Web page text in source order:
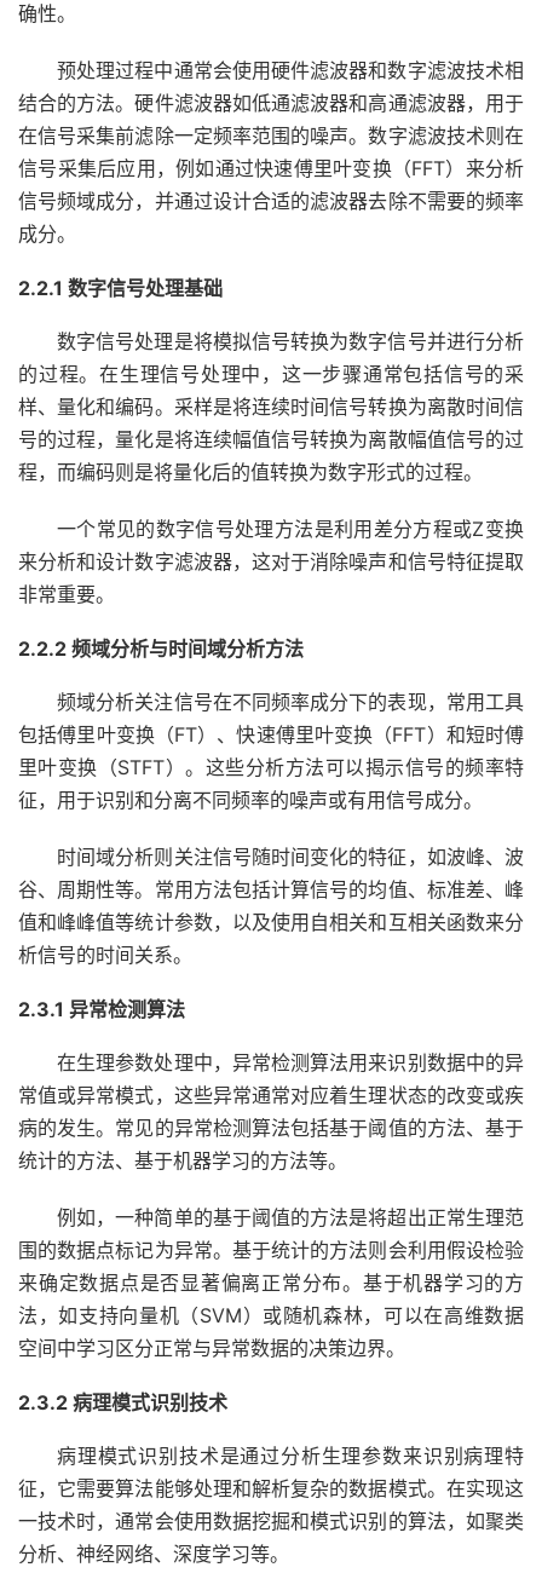
确性。
预处理过程中通常会使用硬件滤波器和数字滤波技术相
结合的方法。硬件滤波器如低通滤波器和高通滤波器，用于
在信号采集前滤除一定频率范围的噪声。数字滤波技术则在
信号采集后应用，例如通过快速傅里叶变换（FFT）来分析
信号频域成分，并通过设计合适的滤波器去除不需要的频率
成分。
2.2.1 数字信号处理基础
数字信号处理是将模拟信号转换为数字信号并进行分析
的过程。在生理信号处理中，这一步骤通常包括信号的采
样、量化和编码。采样是将连续时间信号转换为离散时间信
号的过程，量化是将连续幅值信号转换为离散幅值信号的过
程，而编码则是将量化后的值转换为数字形式的过程。
一个常见的数字信号处理方法是利用差分方程或Z变换
来分析和设计数字滤波器，这对于消除噪声和信号特征提取
非常重要。
2.2.2 频域分析与时间域分析方法
频域分析关注信号在不同频率成分下的表现，常用工具
包括傅里叶变换（FT）、快速傅里叶变换（FFT）和短时傅
里叶变换（STFT）。这些分析方法可以揭示信号的频率特
征，用于识别和分离不同频率的噪声或有用信号成分。
时间域分析则关注信号随时间变化的特征，如波峰、波
谷、周期性等。常用方法包括计算信号的均值、标准差、峰
值和峰峰值等统计参数，以及使用自相关和互相关函数来分
析信号的时间关系。
2.3.1 异常检测算法
在生理参数处理中，异常检测算法用来识别数据中的异
常值或异常模式，这些异常通常对应着生理状态的改变或疾
病的发生。常见的异常检测算法包括基于阈值的方法、基于
统计的方法、基于机器学习的方法等。
例如，一种简单的基于阈值的方法是将超出正常生理范
围的数据点标记为异常。基于统计的方法则会利用假设检验
来确定数据点是否显著偏离正常分布。基于机器学习的方
法，如支持向量机（SVM）或随机森林，可以在高维数据
空间中学习区分正常与异常数据的决策边界。
2.3.2 病理模式识别技术
病理模式识别技术是通过分析生理参数来识别病理特
征，它需要算法能够处理和解析复杂的数据模式。在实现这
一技术时，通常会使用数据挖掘和模式识别的算法，如聚类
分析、神经网络、深度学习等。